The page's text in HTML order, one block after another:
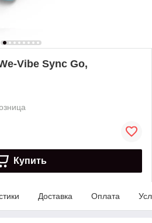
Vibe Sync Go,
Купить
Доставка Оплата